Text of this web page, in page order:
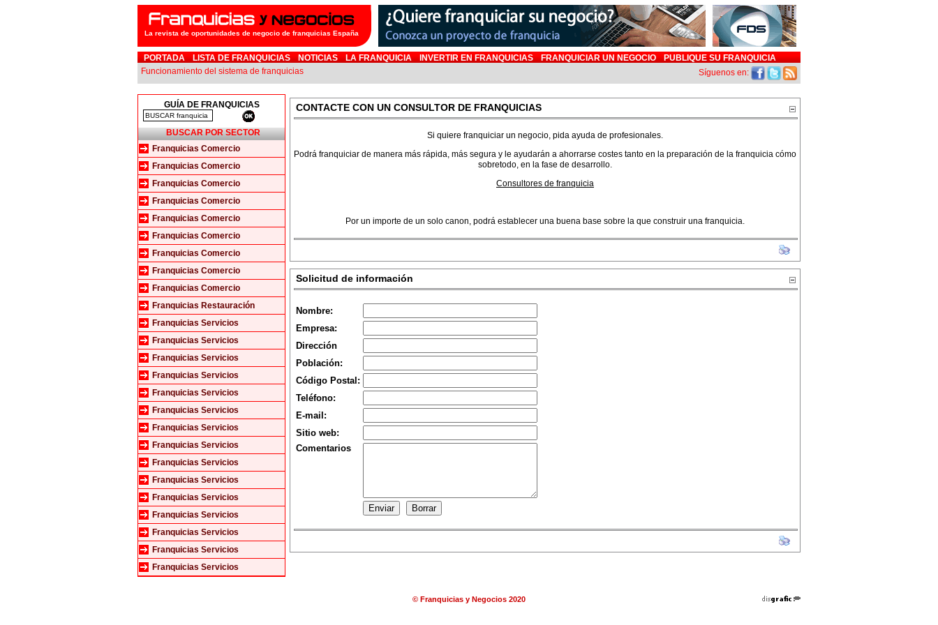
La revista de oportunidades de negocio de franquicias España
PORTADA LISTA DE FRANQUICIAS NOTICIAS LA FRANQUICIA INVERTIR EN FRANQUICIAS FRANQUICIAR UN NEGOCIO
PUBLIQUE SU FRANQUICIA
Funcionamiento del sistema de franquicias
Síguenos en:
GUÍA DE FRANQUICIAS
BUSCAR POR SECTOR
Franquicias Comercio
Franquicias Comercio
Franquicias Comercio
Franquicias Comercio
Franquicias Comercio
Franquicias Comercio
Franquicias Comercio
Franquicias Comercio
Franquicias Comercio
Franquicias Restauración
Franquicias Servicios
Franquicias Servicios
Franquicias Servicios
Franquicias Servicios
Franquicias Servicios
Franquicias Servicios
Franquicias Servicios
Franquicias Servicios
Franquicias Servicios
Franquicias Servicios
Franquicias Servicios
Franquicias Servicios
Franquicias Servicios
Franquicias Servicios
Franquicias Servicios
CONTACTE CON UN CONSULTOR DE FRANQUICIAS
Si quiere franquiciar un negocio, pida ayuda de profesionales.
Podrá franquiciar de manera más rápida, más segura y le ayudarán a ahorrarse costes tanto en la preparación de la franquicia cómo
sobretodo, en la fase de desarrollo.
Consultores de franquicia
Por un importe de un solo canon, podrá establecer una buena base sobre la que construir una franquicia.
Solicitud de información
Nombre:
Empresa:
Dirección
Población:
Código Postal:
Teléfono:
E-mail:
Sitio web:
Comentarios
© Franquicias y Negocios 2020